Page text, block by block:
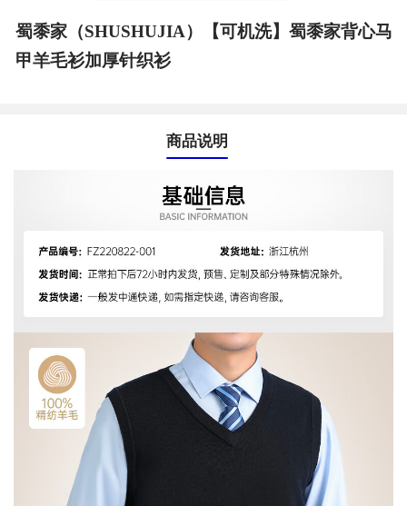
蜀黍家（SHUSHUJIA）【可机洗】蜀黍家背心马
甲羊毛衫加厚针织衫
商品说明